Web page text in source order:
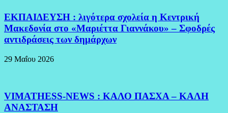
ΕΚΠΑΙΔΕΥΣΗ : λιγότερα σχολεία η Κεντρική
Μακεδονία στο «Μαριέττα Γιαννάκου» – Σφοδρές
αντιδράσεις των δημάρχων
29 Μαΐου 2026
VIMATHESS-NEWS : ΚΑΛΟ ΠΑΣΧΑ – ΚΑΛΗ
ΑΝΑΣΤΑΣΗ